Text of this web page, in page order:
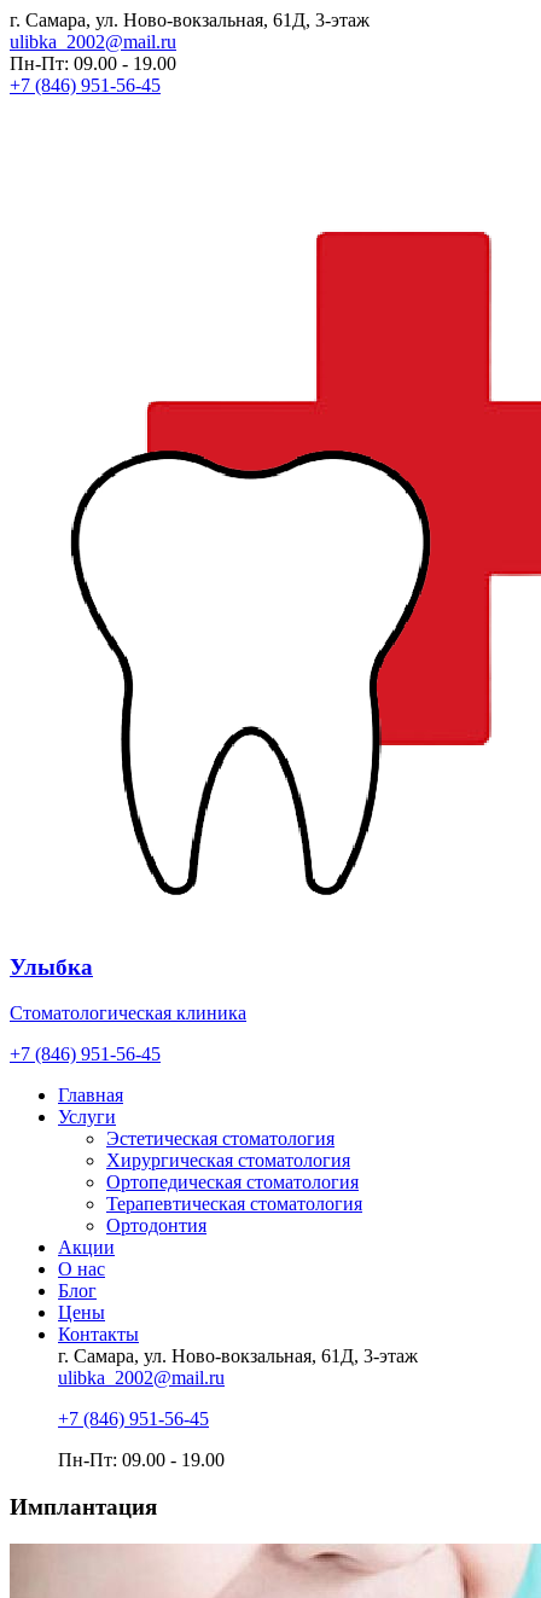
г. Самара, ул. Ново-вокзальная, 61Д, 3-этаж
ulibka_2002@mail.ru
Пн-Пт: 09.00 - 19.00
+7 (846) 951-56-45
Улыбка
Стоматологическая клиника
+7 (846) 951-56-45
Главная
Услуги
Эстетическая стоматология
Хирургическая стоматология
Ортопедическая стоматология
Терапевтическая стоматология
Ортодонтия
Акции
О нас
Блог
Цены
Контакты
г. Самара, ул. Ново-вокзальная, 61Д, 3-этаж
ulibka_2002@mail.ru
+7 (846) 951-56-45
Пн-Пт: 09.00 - 19.00
Имплантация